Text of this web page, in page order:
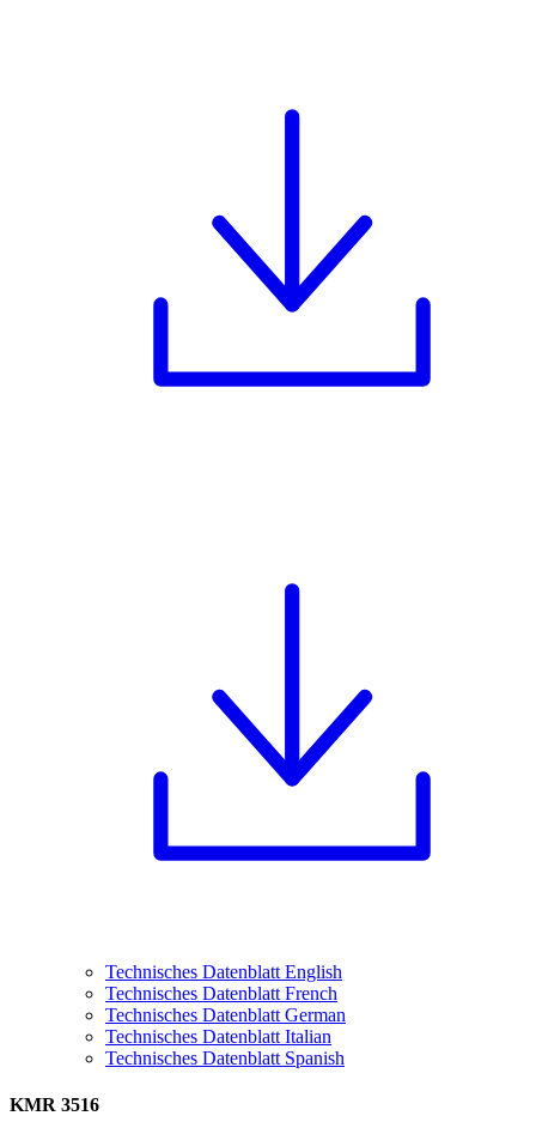
Technisches Datenblatt English
Technisches Datenblatt French
Technisches Datenblatt German
Technisches Datenblatt Italian
Technisches Datenblatt Spanish
KMR 3516